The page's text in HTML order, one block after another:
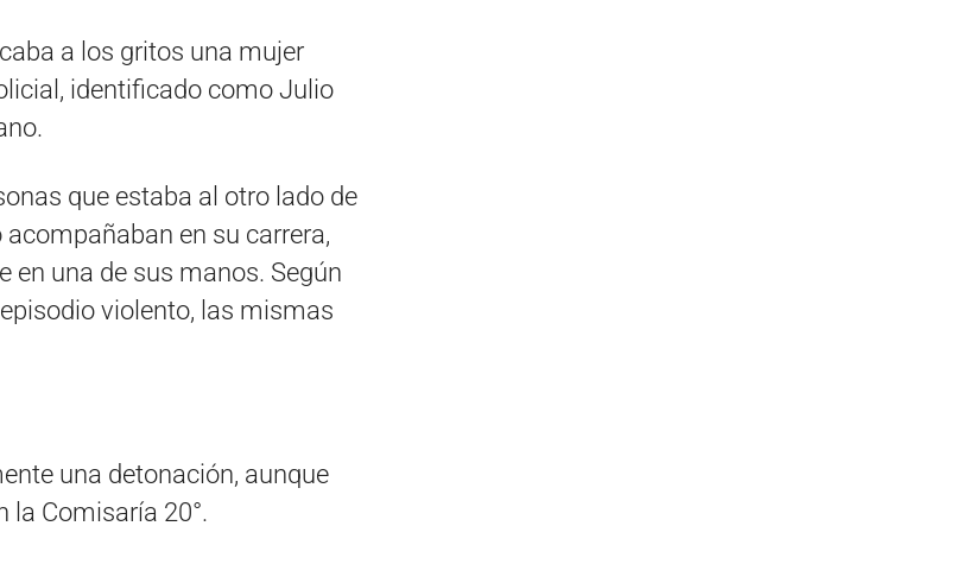
a los gritos una mujer
identificado como Julio
que estaba al otro lado de
en su carrera,
en una de sus manos. Según
violento, las mismas
una detonación, aunque
la Comisaría 20°.